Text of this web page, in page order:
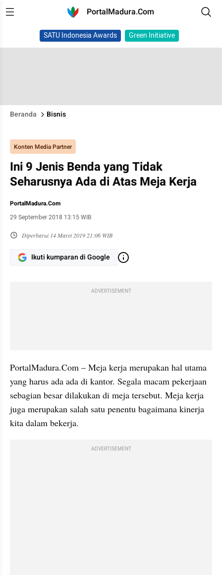
PortalMadura.Com
SATU Indonesia Awards Green Initiative
Beranda Bisnis
Konten Media Partner
Ini 9 Jenis Benda yang Tidak
Seharusnya Ada di Atas Meja Kerja
PortalMadura.Com
29 September 2018 13:15 WIB
Diperbarui 14 Maret 2019 21:06 WIB
Ikuti kumparan di Google
ADVERTISEMENT
PortalMadura.Com – Meja kerja merupakan hal utama
yang harus ada ada di kantor. Segala macam pekerjaan
sebagian besar dilakukan di meja tersebut. Meja kerja
juga merupakan salah satu penentu bagaimana kinerja
kita dalam bekerja.
ADVERTISEMENT